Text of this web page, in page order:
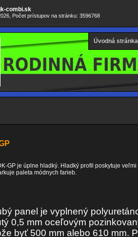
combi.sk
Počet prístupov na stránku: 3596768
Úvodná stránka
GP je úplne hladký. Hladký profil poskytuje
paleta módnych farieb.
panel je vyplnený
0,5 mm oceľovým
byť 500 mm alebo 610 mm.